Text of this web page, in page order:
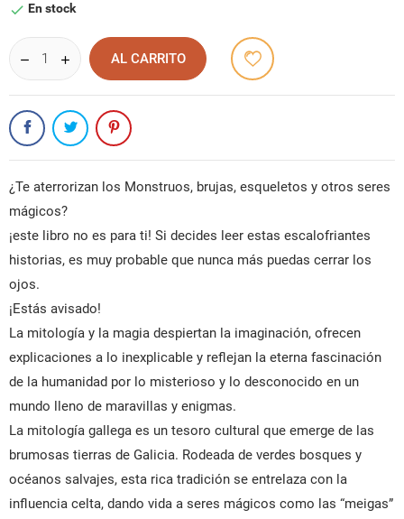
 En stock
AL CARRITO
¿Te aterrorizan los Monstruos, brujas, esqueletos y otros seres
mágicos?
¡este libro no es para ti! Si decides leer estas escalofriantes
historias, es muy probable que nunca más puedas cerrar los
ojos.
¡Estás avisado!
La mitología y la magia despiertan la imaginación, ofrecen
explicaciones a lo inexplicable y reflejan la eterna fascinación
de la humanidad por lo misterioso y lo desconocido en un
mundo lleno de maravillas y enigmas.
La mitología gallega es un tesoro cultural que emerge de las
brumosas tierras de Galicia. Rodeada de verdes bosques y
océanos salvajes, esta rica tradición se entrelaza con la
influencia celta, dando vida a seres mágicos como las “meigas”